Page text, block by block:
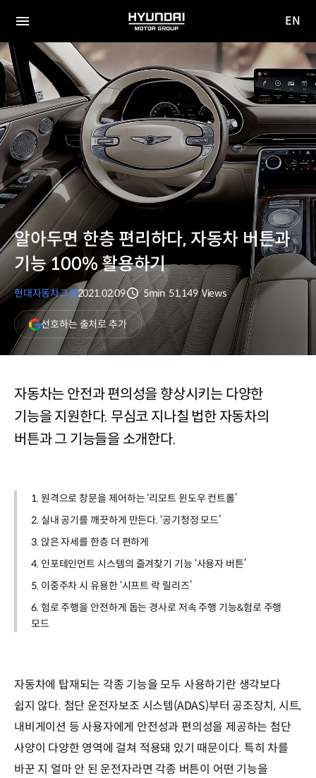
전체
메뉴
HYUNDAI
MOTOR
사이
이동
EN
알아두면 한층 편리하다, 자동차 버튼과
기능 100% 활용하기
현대자동차그룹2021.02.09
분량
5min
조회수
51,149 Views
선호하는 출처로 추가(새
창
열림)
자동차는 안전과 편의성을 향상시키는 다양한
기능을 지원한다. 무심코 지나칠 법한 자동차의
버튼과 그 기능들을 소개한다.
1. 원격으로 창문을 제어하는 ‘리모트 윈도우 컨트롤’
2. 실내 공기를 깨끗하게 만든다. ‘공기청정 모드’
3. 앉은 자세를 한층 더 편하게
4. 인포테인먼트 시스템의 즐겨찾기 기능 ‘사용자 버튼’
5. 이중주차 시 유용한 ‘시프트 락 릴리즈’
6. 험로 주행을 안전하게 돕는 경사로 저속 주행 기능&험로 주행
모드
자동차에 탑재되는 각종 기능을 모두 사용하기란 생각보다
쉽지 않다. 첨단 운전자보조 시스템(ADAS)부터 공조장치, 시트,
내비게이션 등 사용자에게 안전성과 편의성을 제공하는 첨단
사양이 다양한 영역에 걸쳐 적용돼 있기 때문이다. 특히 차를
바꾼 지 얼마 안 된 운전자라면 각종 버튼이 어떤 기능을